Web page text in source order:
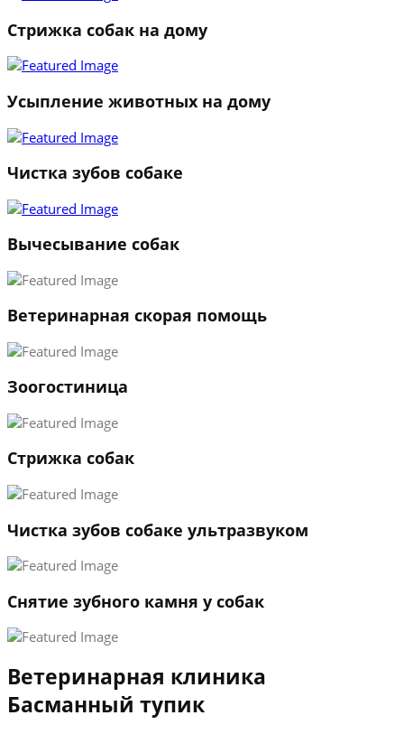
2
→
Стрижка собак на дому
Усыпление животных на дому
Чистка зубов собаке
Вычесывание собак
Ветеринарная скорая помощь
Зоогостиница
Стрижка собак
Чистка зубов собаке ультразвуком
Снятие зубного камня у собак
Ветеринарная клиника
Басманный тупик